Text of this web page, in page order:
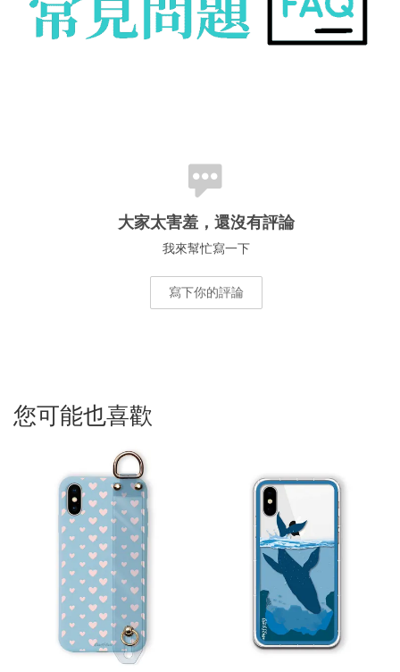
大家太害羞，還沒有評論
我來幫忙寫一下
寫下你的評論
您可能也喜歡